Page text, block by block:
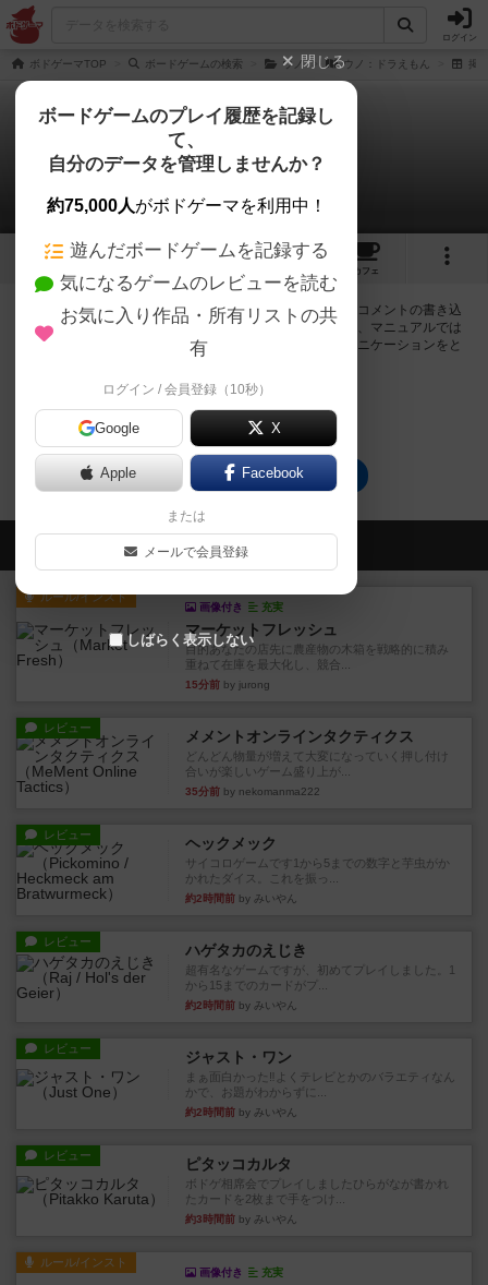
ログイン
ボドゲーマTOP ボードゲームの検索 ウノ ウノ：ドラえもん 掲
ウノ：ドラえもん
0件の掲示板
カフェ
ログインするとウノ：ドラえもんに関する掲示板の作成やコメントの書き込
みが出来るようになります。ルールの疑問やエラッタ情報、マニュアルでは
判断し辛い曖昧な表記等について会員同士で自由にコミュニケーションをと
ログイン/無料会員登録
ウノ：ドラえもんのトップに戻る
会員の新しい投稿
ルール/インスト
画像付き 充実
マーケットフレッシュ
目的あなたの店先に農産物の木箱を戦略的に積み
重ねて在庫を最大化し、競合...
15分前 by jurong
レビュー メメントオンラインタクティクス
どんどん物量が増えて大変になっていく押し付け
合いが楽しいゲーム盛り上が...
35分前 by nekomanma222
レビュー ヘックメック
サイコロゲームです1から5までの数字と芋虫がか
かれたダイス。これを振っ...
約2時間前 by みいやん
レビュー ハゲタカのえじき
超有名なゲームですが、初めてプレイしました。1
から15までのカードがプ...
約2時間前 by みいやん
レビュー ジャスト・ワン
まぁ面白かった‼️よくテレビとかのバラエティなん
かで、お題がわからずに...
約2時間前 by みいやん
レビュー ピタッコカルタ
ボドゲ相席会でプレイしましたひらがなが書かれ
たカードを2枚まで手をつけ...
約3時間前 by みいやん
ルール/インスト
画像付き 充実
閉じる
ボードゲームのプレイ履歴を記録し
て、
自分のデータを管理しませんか？
約75,000人がボドゲーマを利用中！
遊んだボードゲームを記録する
気になるゲームのレビューを読む
お気に入り作品・所有リストの共
有
ログイン / 会員登録（10秒）
Google X
Apple Facebook
または
メールで会員登録
しばらく表示しない